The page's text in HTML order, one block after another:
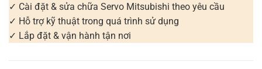
✓ Cài đặt & sửa chữa Servo Mitsubishi theo yêu cầu
✓ Hỗ trợ kỹ thuật trong quá trình sử dụng
✓ Lắp đặt & vận hành tận nơi